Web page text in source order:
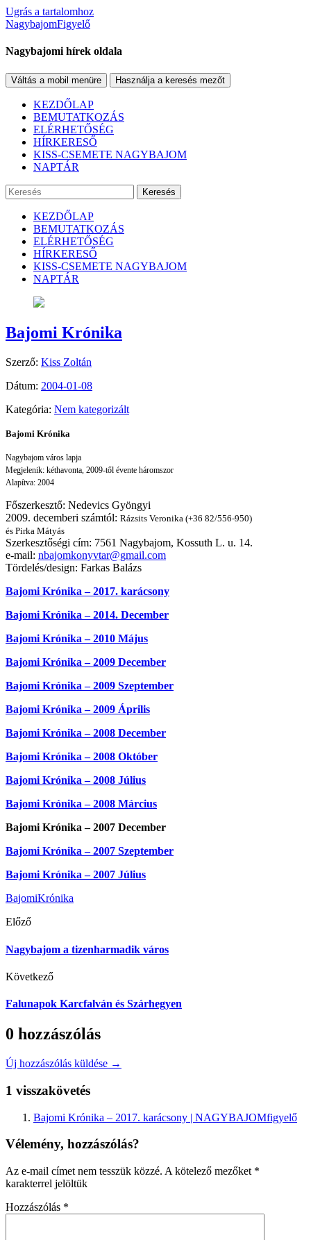
Ugrás a tartalomhoz
NagybajomFigyelő
Nagybajomi hírek oldala
Váltás a mobil menüre Használja a keresés mezőt
KEZDŐLAP
BEMUTATKOZÁS
ELÉRHETŐSÉG
HÍRKERESŐ
KISS-CSEMETE NAGYBAJOM
NAPTÁR
Keresés
KEZDŐLAP
BEMUTATKOZÁS
ELÉRHETŐSÉG
HÍRKERESŐ
KISS-CSEMETE NAGYBAJOM
NAPTÁR
Bajomi Krónika
Szerző: Kiss Zoltán
Dátum: 2004-01-08
Kategória: Nem kategorizált
Bajomi Krónika
Nagybajom város lapja
Megjelenik: kéthavonta, 2009-től évente háromszor
Alapítva: 2004
Főszerkesztő: Nedevics Gyöngyi
2009. decemberi számtól: Rázsits Veronika (+36 82/556-950)
és Pirka Mátyás
Szerkesztőségi cím: 7561 Nagybajom, Kossuth L. u. 14.
e-mail: nbajomkonyvtar@gmail.com
Tördelés/design: Farkas Balázs
Bajomi Krónika – 2017. karácsony
Bajomi Krónika – 2014. December
Bajomi Krónika – 2010 Május
Bajomi Krónika – 2009 December
Bajomi Krónika – 2009 Szeptember
Bajomi Krónika – 2009 Április
Bajomi Krónika – 2008 December
Bajomi Krónika – 2008 Október
Bajomi Krónika – 2008 Július
Bajomi Krónika – 2008 Március
Bajomi Krónika – 2007 December
Bajomi Krónika – 2007 Szeptember
Bajomi Krónika – 2007 Július
BajomiKrónika
Előző
Nagybajom a tizenharmadik város
Következő
Falunapok Karcfalván és Szárhegyen
0 hozzászólás
Új hozzászólás küldése →
1 visszakövetés
Bajomi Krónika – 2017. karácsony | NAGYBAJOMfigyelő
Vélemény, hozzászólás?
Az e-mail címet nem tesszük közzé. A kötelező mezőket *
karakterrel jelöltük
Hozzászólás *